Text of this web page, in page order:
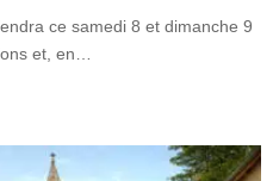
ce samedi 8 et dimanche 9
et, en…